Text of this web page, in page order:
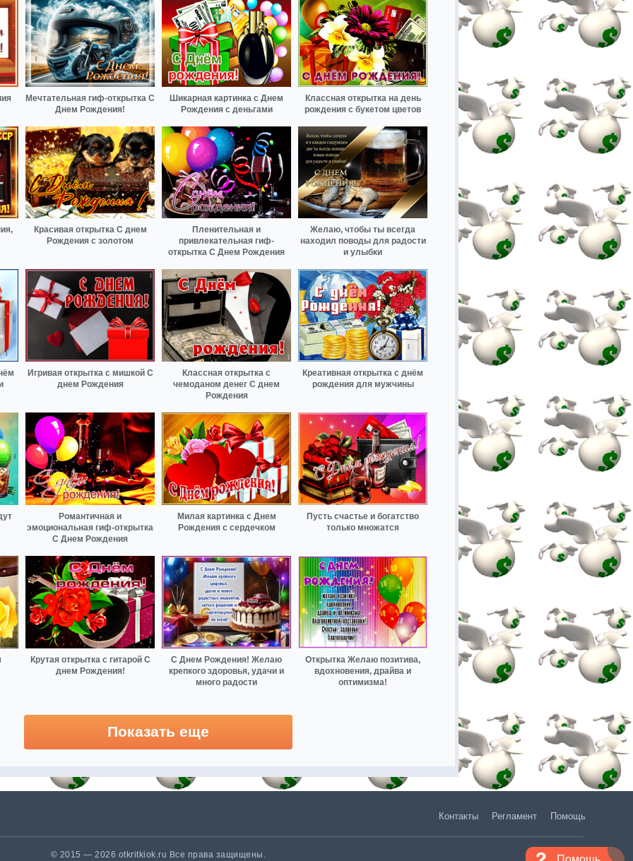
Мечтательная гиф-открытка С
Днем Рождения!
Шикарная картинка с Днем
Рождения с деньгами
Классная открытка на день
рождения с букетом цветов
Красивая открытка С днем
Рождения с золотом
Пленительная и
привлекательная гиф-
открытка С Днем Рождения
Желаю, чтобы ты всегда
находил поводы для радости
и улыбки
Игривая открытка с мишкой С
днем Рождения
Классная открытка с
чемоданом денег С днем
Рождения
Креативная открытка с днём
рождения для мужчины
Романтичная и
эмоциональная гиф-открытка
С Днем Рождения
Милая картинка с Днем
Рождения с сердечком
Пусть счастье и богатство
только множатся
Крутая открытка с гитарой С
днем Рождения!
С Днем Рождения! Желаю
крепкого здоровья, удачи и
много радости
Открытка Желаю позитива,
вдохновения, драйва и
оптимизма!
Показать еще
Контакты Регламент Помощь
© 2015 — 2026 otkritkiok.ru Все права защищены.